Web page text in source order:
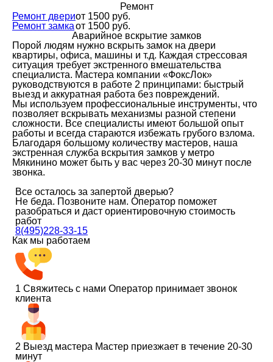
Ремонт
Ремонт двериот 1500 руб.
Ремонт замкаот 1500 руб.
Аварийное вскрытие замков
Порой людям нужно вскрыть замок на двери
квартиры, офиса, машины и т.д. Каждая стрессовая
ситуация требует экстренного вмешательства
специалиста. Мастера компании «ФоксЛок»
руководствуются в работе 2 принципами: быстрый
выезд и аккуратная работа без повреждений.
Мы используем профессиональные инструменты, что
позволяет вскрывать механизмы разной степени
сложности. Все специалисты имеют большой опыт
работы и всегда стараются избежать грубого взлома.
Благодаря большому количеству мастеров, наша
экстренная служба вскрытия замков у метро
Мякинино может быть у вас через 20-30 минут после
звонка.
Все осталось за запертой дверью?
Не беда. Позвоните нам. Оператор поможет
разобраться и даст ориентировочную стоимость
работ
8(495)228-33-15
Как мы работаем
1 Свяжитесь с нами Оператор принимает звонок
клиента
2 Выезд мастера Мастер приезжает в течение 20-30
минут